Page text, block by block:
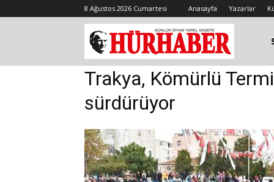
8 Ağustos 2026 Cumartesi Anasayfa Yazarlar
Trakya, Kömürlü
sürdürüyor